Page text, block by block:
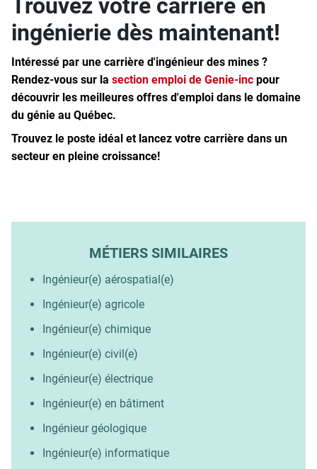
ingénierie dès maintenant!
Intéressé par une carrière d'ingénieur des mines ?
Rendez-vous sur la section emploi de Genie-inc pour
découvrir les meilleures offres d'emploi dans le domaine
du génie au Québec.
Trouvez le poste idéal et lancez votre carrière dans un
secteur en pleine croissance!
MÉTIERS SIMILAIRES
Ingénieur(e) aérospatial(e)
Ingénieur(e) agricole
Ingénieur(e) chimique
Ingénieur(e) civil(e)
Ingénieur(e) électrique
Ingénieur(e) en bâtiment
Ingénieur géologique
Ingénieur(e) informatique